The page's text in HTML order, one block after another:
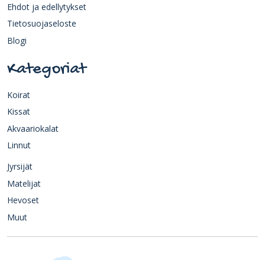
Ehdot ja edellytykset
Tietosuojaseloste
Blogi
Kategoriat
Koirat
Kissat
Akvaariokalat
Linnut
Jyrsijät
Matelijat
Hevoset
Muut